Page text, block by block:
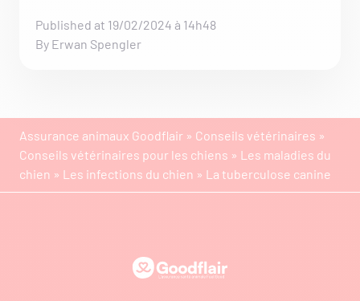
Published at 19/02/2024 à 14h48
By Erwan Spengler
Assurance animaux Goodflair » Conseils vétérinaires »
Conseils vétérinaires pour les chiens » Les maladies du
chien » Les infections du chien » La tuberculose canine
Goodflair